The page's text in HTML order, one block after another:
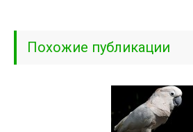
Похожие публикации